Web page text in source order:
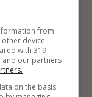
Romano,
nella
in “Il
che
from
device
with 319
and our partners
on the basis